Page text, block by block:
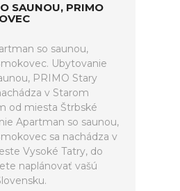
SAUNOU, PRIMO
so saunou,
Ubytovanie
PRIMO Stary
v Starom
od miesta Štrbské
Apartman so saunou,
sa nachádza v
Vysoké Tatry, do
naplánovať vašú